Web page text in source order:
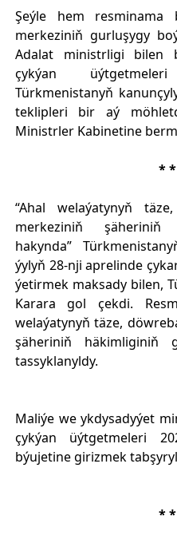
Şeýle hem resminama
merkeziniň gurluşygy
Adalat ministrligi bilen
çykýan
Türkmenistanyň
teklipleri bir aý
Ministrler Kabinetine
*
“Ahal welaýatynyň
merkeziniň
hakynda”
ýylyň 28-nji aprelinde
ýetirmek maksady bilen,
Karara gol çekdi.
welaýatynyň täze,
şäheriniň häkimliginiň
tassyklanyldy.
Maliýe we ykdysadyýet
çykýan üýtgetmeleri
býujetine girizmek
*